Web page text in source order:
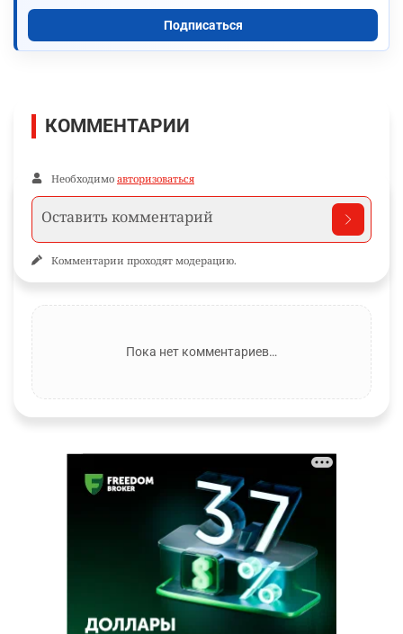
Подписаться
КОММЕНТАРИИ
Необходимо авторизоваться
Комментарии проходят модерацию.
Пока нет комментариев…